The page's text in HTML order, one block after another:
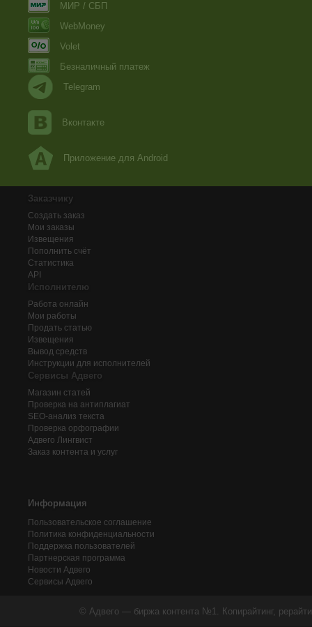
МИР / СБП
WebMoney
Volet
Безналичный платеж
Telegram
Вконтакте
Приложение для Android
Заказчику
Создать заказ
Мои заказы
Извещения
Пополнить счёт
Статистика
API
Исполнителю
Работа онлайн
Мои работы
Продать статью
Извещения
Вывод средств
Инструкции для исполнителей
Сервисы Адвего
Магазин статей
Проверка на антиплагиат
SEO-анализ текста
Проверка орфографии
Адвего Лингвист
Заказ контента и услуг
Информация
Пользовательское соглашение
Политика конфиденциальности
Поддержка пользователей
Партнерская программа
Новости Адвего
Сервисы Адвего
© Адвего — биржа контента №1. Копирайтинг,